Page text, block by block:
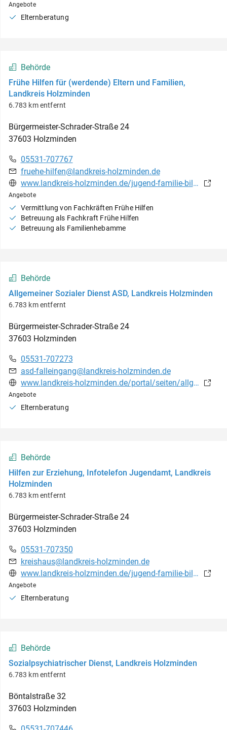
Angebote
Elternberatung
Behörde
Frühe Hilfen für (werdende) Eltern und Familien,
Landkreis Holzminden
6.783 km entfernt
Bürgermeister-Schrader-Straße 24
37603 Holzminden
05531-707767
fruehe-hilfen@landkreis-holzminden.de
www.landkreis-holzminden.de/jugend-familie-bildung/weitere-themen/fruehe-hilfen-fuer-werdende-eltern/
Angebote
Vermittlung von Fachkräften Frühe Hilfen
Betreuung als Fachkraft Frühe Hilfen
Betreuung als Familienhebamme
Behörde
Allgemeiner Sozialer Dienst ASD, Landkreis Holzminden
6.783 km entfernt
Bürgermeister-Schrader-Straße 24
37603 Holzminden
05531-707273
asd-falleingang@landkreis-holzminden.de
www.landkreis-holzminden.de/portal/seiten/allgemeiner-sozialer-dienst-ansprechpartner-900000302-25600.html?rubrik=900000008
Angebote
Elternberatung
Behörde
Hilfen zur Erziehung, Infotelefon Jugendamt, Landkreis
Holzminden
6.783 km entfernt
Bürgermeister-Schrader-Straße 24
37603 Holzminden
05531-707350
kreishaus@landkreis-holzminden.de
www.landkreis-holzminden.de/jugend-familie-bildung/hilfe-zur-erziehung/
Angebote
Elternberatung
Behörde
Sozialpsychiatrischer Dienst, Landkreis Holzminden
6.783 km entfernt
Böntalstraße 32
37603 Holzminden